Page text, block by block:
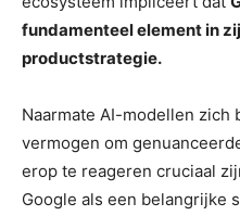
fundamenteel element in
productstrategie.
Naarmate AI-modellen
vermogen om
erop te reageren cruciaal
Google als een belangrijke